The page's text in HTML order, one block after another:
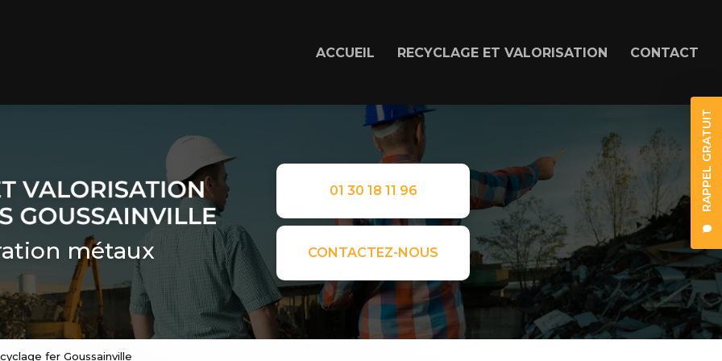
RAPPEL GRATUIT
ACCUEIL RECYCLAGE ET VALORISATION CONTACT
métaux
01 30 18 11 96
CONTACTEZ-NOUS
fer Goussainville